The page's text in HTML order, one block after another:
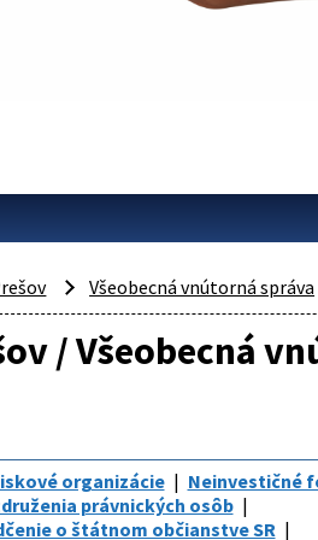
Všeobecná vnútorná správa
/ Všeobecná
organizácie
Neinvestičné
právnických osôb
o štátnom občianstve SR